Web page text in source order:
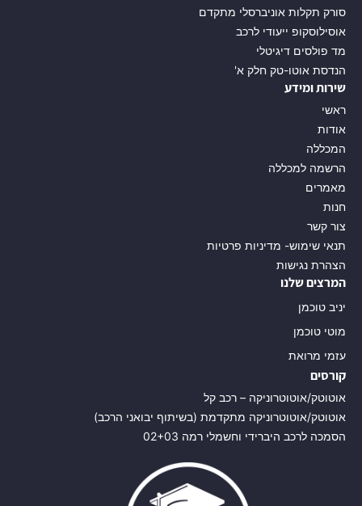
סורק תקלות אוניברסלי מתקדם
אוסילוסקופ ייעודי לרכב
מד פולסים דיגיטלי
הנדסת אוטו-טק חלק א'
שירות ומידע
ראשי
אודות
המכללה
הרשמה למכללה
מאמרים
חנות
צור קשר
תנאי שימוש- מדיניות פרטיות
הצהרת נגישות
המרצים שלנו
יניב טוכמן
מוטי טוכמן
עזמי מרואת
קורסים
אוטוטק/אוטוטרוניקה – רכב קל
אוטוטק/אוטוטרוניקה מתקדמת (בשיתוף יבואני הרכב)
הסמכה לרכב היברידי וחשמלי רמה 02+03